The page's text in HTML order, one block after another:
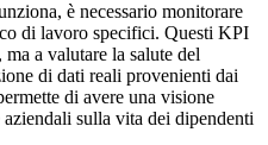
è necessario monitorare
di lavoro specifici. Questi KPI
a valutare la salute del
di dati reali provenienti dai
di avere una visione
sulla vita dei dipendenti